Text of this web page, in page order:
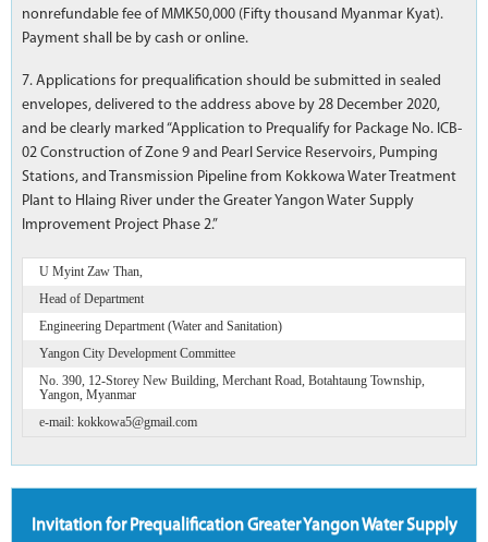
nonrefundable fee of MMK50,000 (Fifty thousand Myanmar Kyat).
Payment shall be by cash or online.
7. Applications for prequalification should be submitted in sealed
envelopes, delivered to the address above by 28 December 2020,
and be clearly marked “Application to Prequalify for Package No. ICB-
02 Construction of Zone 9 and Pearl Service Reservoirs, Pumping
Stations, and Transmission Pipeline from Kokkowa Water Treatment
Plant to Hlaing River under the Greater Yangon Water Supply
Improvement Project Phase 2.”
U Myint Zaw Than,
Head of Department
Engineering Department (Water and Sanitation)
Yangon City Development Committee
No. 390, 12-Storey New Building, Merchant Road, Botahtaung Township,
Yangon, Myanmar
e-mail: kokkowa5@gmail.com
Invitation for Prequalification Greater Yangon Water Supply